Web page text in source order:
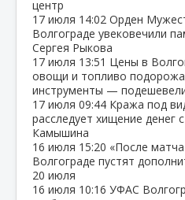
центр
17 июля 14:02 Орден
Волгограде увековечили
Сергея Рыкова
17 июля 13:51 Цены в
овощи и топливо
инструменты —
17 июля 09:44 Кража под
расследует хищение денег
Камышина
16 июля 15:20 «После
Волгограде пустят
20 июля
16 июля 10:16 УФАС